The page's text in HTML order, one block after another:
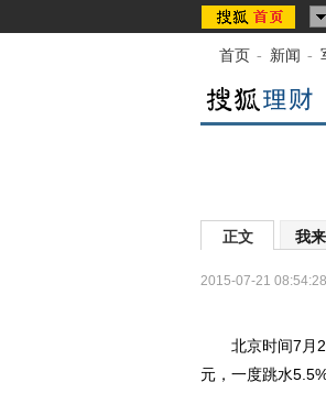
首页 - 新闻 -
正文 我
2015-07-21 08:54:28
北京时间7月20
元，一度跳水